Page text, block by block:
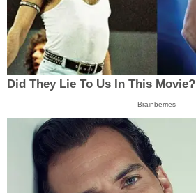
Did They Lie To Us In This Movie?
Brainberries